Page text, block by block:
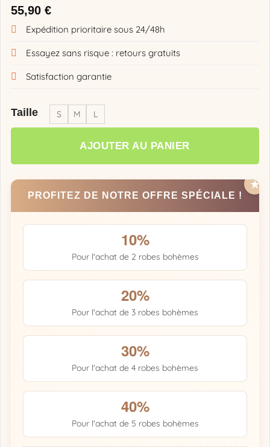
55,90 €
Expédition prioritaire sous 24/48h
Essayez sans risque : retours gratuits
Satisfaction garantie
Taille S M L
AJOUTER AU PANIER
PROFITEZ DE NOTRE OFFRE SPÉCIALE !
10%
Pour l'achat de 2 robes bohèmes
20%
Pour l'achat de 3 robes bohèmes
30%
Pour l'achat de 4 robes bohèmes
40%
Pour l'achat de 5 robes bohèmes